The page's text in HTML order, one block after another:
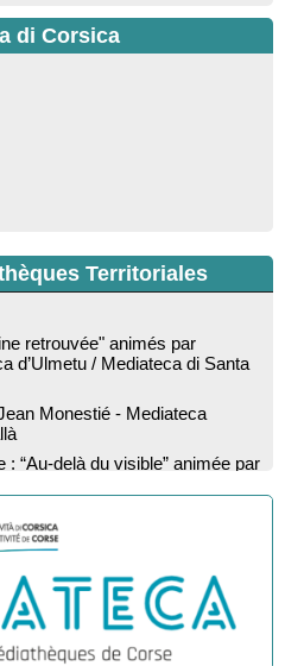
di Corsica
Territoriales
d’Ulmetu / Mediateca di Santa
Monestié - Mediateca
“Au-delà du visible” animée par
Médiathèque - Pitretu è
Malberti Morin :
aquarelles" - Mediateca
Médiathèque - Pitretu è
"U Mondu ditu
Conteurs - Currà